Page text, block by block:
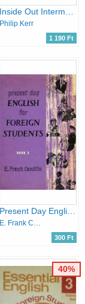
Philip Kerr
1 190 Ft
Present Day English for Foreign Students (book 3)
300 Ft
40%